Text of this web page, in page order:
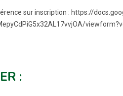
sur inscription : https://
: